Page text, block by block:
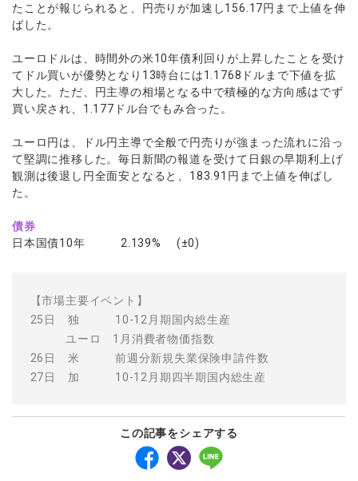
たことが報じられると、円売りが加速し156.17円まで上値を伸
ばした。
ユーロドルは、時間外の米10年債利回りが上昇したことを受け
てドル買いが優勢となり13時台には1.1768ドルまで下値を拡
大した。ただ、円主導の相場となる中で積極的な方向感はでず
買い戻され、1.177ドル台でもみ合った。
ユーロ円は、ドル円主導で全般で円売りが強まった流れに沿っ
て堅調に推移した。毎日新聞の報道を受けて日銀の早期利上げ
観測は後退し円全面安となると、183.91円まで上値を伸ばし
た。
債券
日本国債10年 2.139% (±0)
【市場主要イベント】
25日 独 10-12月期国内総生産
ユーロ 1月消費者物価指数
26日 米 前週分新規失業保険申請件数
27日 加 10-12月期四半期国内総生産
この記事をシェアする